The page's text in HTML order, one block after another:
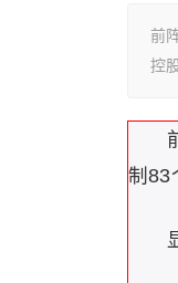
前
控
制83